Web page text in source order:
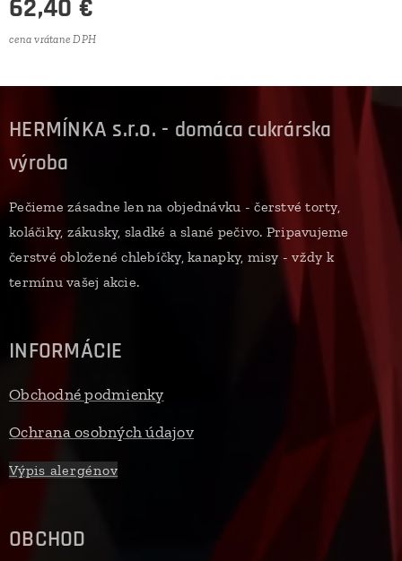
62,40 €
cena vrátane DPH
HERMÍNKA s.r.o. - domáca cukrárska
výroba
Pečieme zásadne len na objednávku - čerstvé torty,
koláčiky, zákusky, sladké a slané pečivo. Pripavujeme
čerstvé obložené chlebíčky, kanapky, misy - vždy k
termínu vašej akcie.
INFORMÁCIE
Obchodné podmienky
Ochrana osobných údajov
Výpis alergénov
OBCHOD